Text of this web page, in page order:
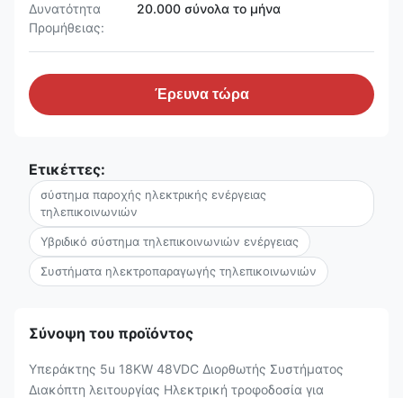
Δυνατότητα
Προμήθειας:
20.000 σύνολα το μήνα
Έρευνα τώρα
Ετικέττες:
σύστημα παροχής ηλεκτρικής ενέργειας
τηλεπικοινωνιών
Υβριδικό σύστημα τηλεπικοινωνιών ενέργειας
Συστήματα ηλεκτροπαραγωγής τηλεπικοινωνιών
Σύνοψη του προϊόντος
Υπεράκτης 5u 18KW 48VDC Διορθωτής Συστήματος
Διακόπτη λειτουργίας Ηλεκτρική τροφοδοσία για